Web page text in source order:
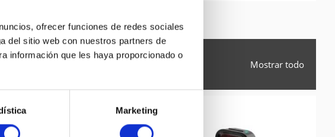
ofrecer funciones de redes sociales
del sitio web con nuestros partners de
información que les haya proporcionado o
Marketing
Mostrar todo